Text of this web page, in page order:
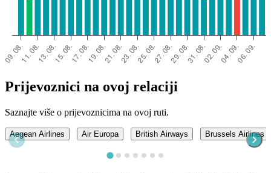
Prijevoznici na ovoj relaciji
Saznajte više o prijevoznicima na ovoj ruti.
Aegean Airlines Air Europa British Airways Brussels Airlines